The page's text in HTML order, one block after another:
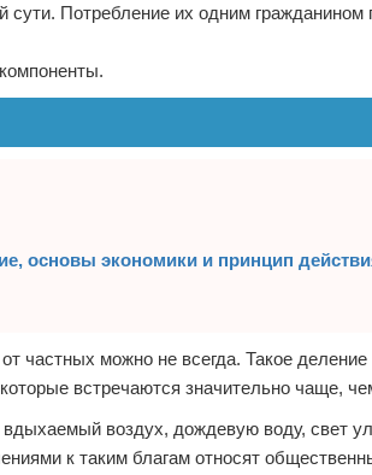
Потребление их одним гражданином
основы экономики и принцип
частных можно не всегда. Такое
встречаются значительно чаще,
воздух, дождевую воду, свет
к таким благам относят